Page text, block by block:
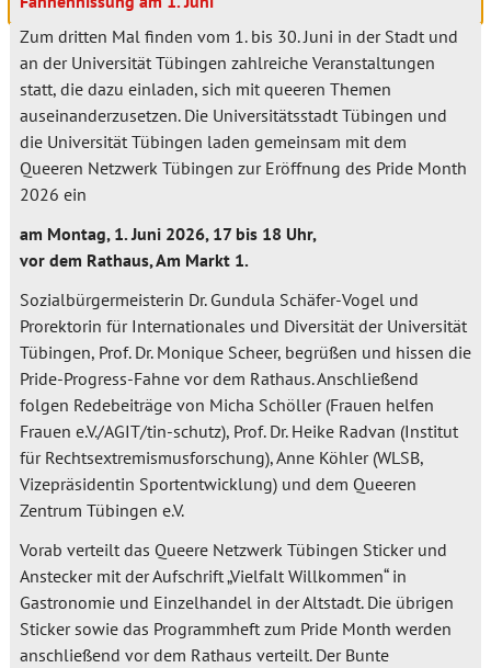
Zum dritten Mal finden vom 1. bis 30. Juni in der Stadt und
an der Universität Tübingen zahlreiche Veranstaltungen
statt, die dazu einladen, sich mit queeren Themen
auseinanderzusetzen. Die Universitätsstadt Tübingen und
die Universität Tübingen laden gemeinsam mit dem
Queeren Netzwerk Tübingen zur Eröffnung des Pride Month
2026 ein
am Montag, 1. Juni 2026, 17 bis 18 Uhr,
vor dem Rathaus, Am Markt 1.
Sozialbürgermeisterin Dr. Gundula Schäfer-Vogel und
Prorektorin für Internationales und Diversität der Universität
Tübingen, Prof. Dr. Monique Scheer, begrüßen und hissen die
Pride-Progress-Fahne vor dem Rathaus. Anschließend
folgen Redebeiträge von Micha Schöller (Frauen helfen
Frauen e.V./AGIT/tin-schutz), Prof. Dr. Heike Radvan (Institut
für Rechtsextremismusforschung), Anne Köhler (WLSB,
Vizepräsidentin Sportentwicklung) und dem Queeren
Zentrum Tübingen e.V.
Vorab verteilt das Queere Netzwerk Tübingen Sticker und
Anstecker mit der Aufschrift „Vielfalt Willkommen“ in
Gastronomie und Einzelhandel in der Altstadt. Die übrigen
Sticker sowie das Programmheft zum Pride Month werden
anschließend vor dem Rathaus verteilt. Der Bunte